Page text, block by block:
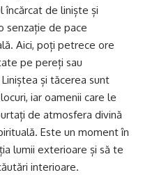
încărcat de liniște și
senzație de pace
Aici, poți petrece ore
pe pereți sau
și tăcerea sunt
iar oamenii care le
de atmosfera divină
Este un moment în
lumii exterioare și să te
interioare.